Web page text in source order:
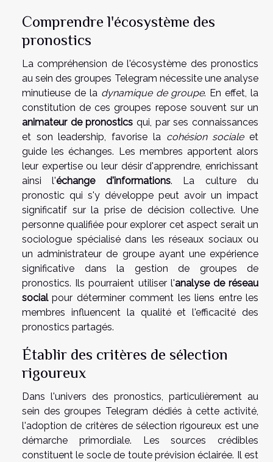
Comprendre l'écosystème des
pronostics
La compréhension de l'écosystème des pronostics
au sein des groupes Telegram nécessite une analyse
minutieuse de la dynamique de groupe. En effet, la
constitution de ces groupes repose souvent sur un
animateur de pronostics qui, par ses connaissances
et son leadership, favorise la cohésion socialeet
guide les échanges. Les membres apportent alors
leur expertise ou leur désir d'apprendre, enrichissant
ainsi l'échange d'informations. La culture du
pronostic qui s'y développe peut avoir un impact
significatif sur la prise de décision collective. Une
personne qualifiée pour explorer cet aspect serait un
sociologue spécialisé dans les réseaux sociaux ou
un administrateur de groupe ayant une expérience
significative dans la gestion de groupes de
pronostics. Ils pourraient utiliser l'analyse de réseau
socialpour déterminer comment les liens entre les
membres influencent la qualité et l'efficacité des
pronostics partagés.
Établir des critères de sélection
rigoureux
Dans l'univers des pronostics, particulièrement au
sein des groupes Telegram dédiés à cette activité,
l'adoption de critères de sélection rigoureux est une
démarche primordiale. Les sources crédibles
constituent le socle de toute prévision éclairée. Il est